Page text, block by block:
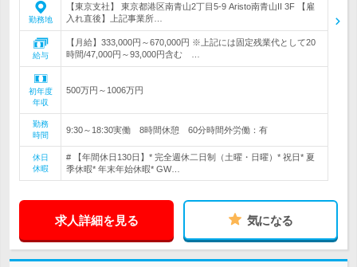
勤務地
【東京支社】 東京都港区南青山2丁目5-9 Aristo南青山II 3F 【雇
入れ直後】上記事業所…
給与
【月給】333,000円～670,000円 ※上記には固定残業代として20
時間/47,000円～93,000円含む …
初年度
年収
500万円～1006万円
勤務
時間
9:30～18:30実働 8時間休憩 60分時間外労働：有
休日
休暇
# 【年間休日130日】* 完全週休二日制（土曜・日曜）* 祝日* 夏
季休暇* 年末年始休暇* GW…
求人詳細を見る 気になる